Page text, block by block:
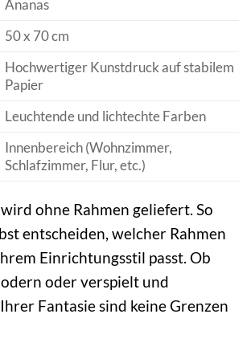
Ananas
50 x 70 cm
Hochwertiger Kunstdruck auf stabilem
Papier
Leuchtende und lichtechte Farben
Innenbereich (Wohnzimmer,
Schlafzimmer, Flur, etc.)
ohne Rahmen geliefert. So
entscheiden, welcher Rahmen
Einrichtungsstil passt. Ob
oder verspielt und
Fantasie sind keine Grenzen